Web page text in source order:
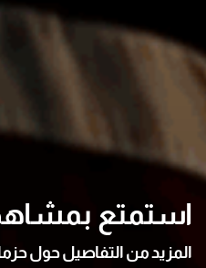
استمتع
المزيد من التفاصيل حول